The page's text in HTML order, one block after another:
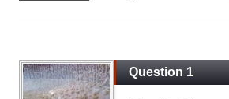
Question 1